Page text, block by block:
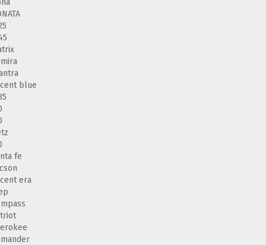
blue
fe
era